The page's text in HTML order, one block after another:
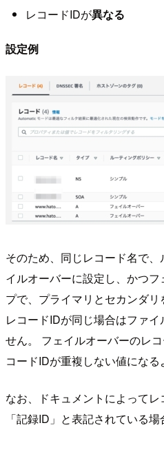
レコードIDが異なる
設定例
そのため、同じレコード名で
イルオーバーに設定し、かつ
プで、プライマリとセカンダリ
レコードIDが同じ場合はファ
せん。 フェイルオーバーのレ
コードIDが重複しない値になる
なお、ドキュメントによって
「記録ID」と表記されている場